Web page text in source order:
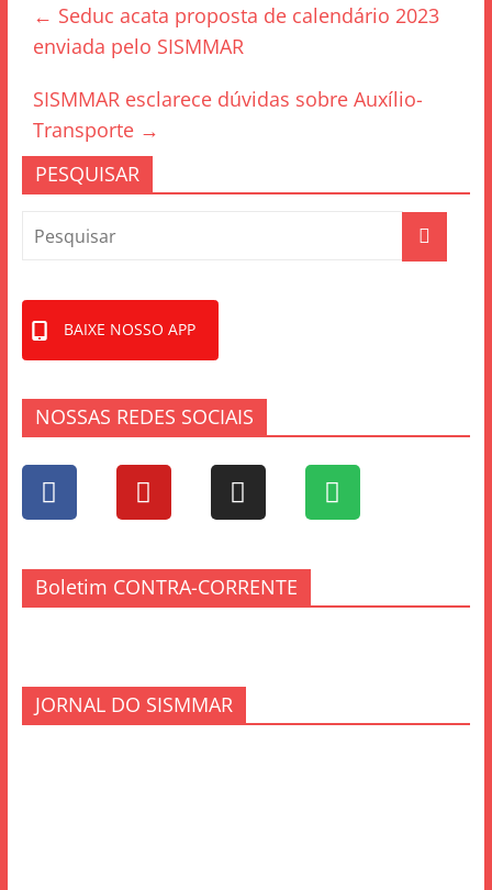
b
o
o
k
← Seduc acata proposta de calendário 2023
enviada pelo SISMMAR
SISMMAR esclarece dúvidas sobre Auxílio-
Transporte →
PESQUISAR
BAIXE NOSSO APP
NOSSAS REDES SOCIAIS
Boletim CONTRA-CORRENTE
JORNAL DO SISMMAR